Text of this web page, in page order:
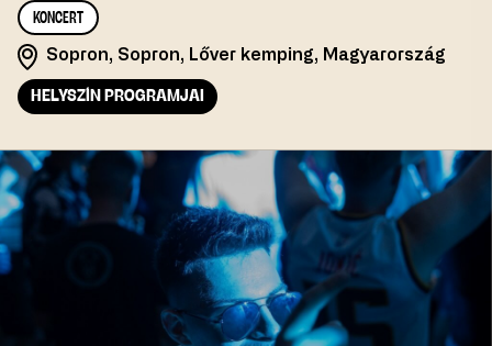
KONCERT
Sopron, Sopron, Lőver kemping, Magyarország
HELYSZÍN PROGRAMJAI